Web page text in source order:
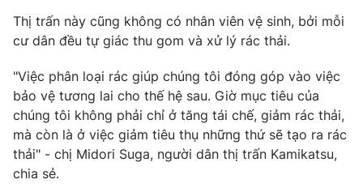
Nhân vật
Giải sao mai
Âm nhạc
Sao
Đời sống
Làm đẹp
Chất lượng cuộc sống
Giáo dục
Tuyển sinh
Học trực tuyến
Công nghệ
Hitech Công nghệ tương lai
Sản phẩm
Giao lưu trực tuyến
Thị trấn này cũng không có nhân viên vệ sinh, bởi mỗi
cư dân đều tự giác thu gom và xử lý rác thải.
"Việc phân loại rác giúp chúng tôi đóng góp vào việc
bảo vệ tương lai cho thế hệ sau. Giờ mục tiêu của
chúng tôi không phải chỉ ở tăng tái chế, giảm rác thải,
mà còn là ở việc giảm tiêu thụ những thứ sẽ tạo ra rác
thải" - chị Midori Suga, người dân thị trấn Kamikatsu,
chia sẻ.